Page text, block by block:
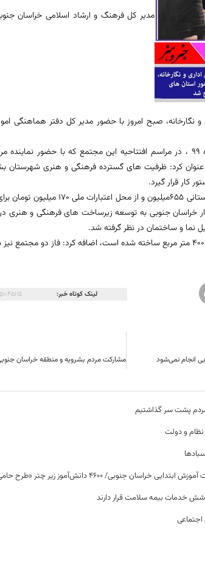
مدیر کل فرهنگ و ارشاد اسلامی خراسان
صبح امروز با حضور مدیر کل دفتر هماهنگی
ناصر نبی زاده ، صبح دوشنبه 3 شهریورماه 99 ، در مراسم افتتاحیه این مجتمع که
عنوان کرد: ظرفیت های گسترده فرهنگی و هنری شهرستان
کار قرار گیرد.
وی با بیان این که تا کنون از محل اعتبارات
و ساختمان در نظر گرفته شد.
لینک کوتاه خبر:
انجام نمی‌شود
مردم پشت سر گذاشتیم
و دولت
جنوبی/ ۴۶۰۰ دانش‌آموز زیر چتر «طرح حامی»
اجتماعی